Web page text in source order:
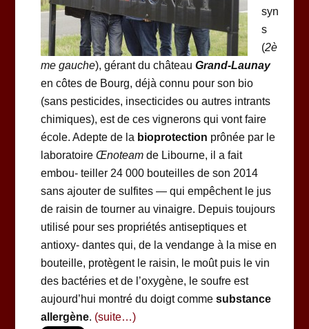
syn
s
(2è
me gauche), gérant du château Grand-Launay
en côtes de Bourg, déjà connu pour son bio
(sans pesticides, insecticides ou autres intrants
chimiques), est de ces vignerons qui vont faire
école. Adepte de la bioprotection prônée par le
laboratoire Œnoteamde Libourne, il a fait
embou- teiller 24 000 bouteilles de son 2014
sans ajouter de sulfites — qui empêchent le jus
de raisin de tourner au vinaigre. Depuis toujours
utilisé pour ses propriétés antiseptiques et
antioxy- dantes qui, de la vendange à la mise en
bouteille, protègent le raisin, le moût puis le vin
des bactéries et de l’oxygène, le soufre est
aujourd’hui montré du doigt comme substance
allergène. (suite…)